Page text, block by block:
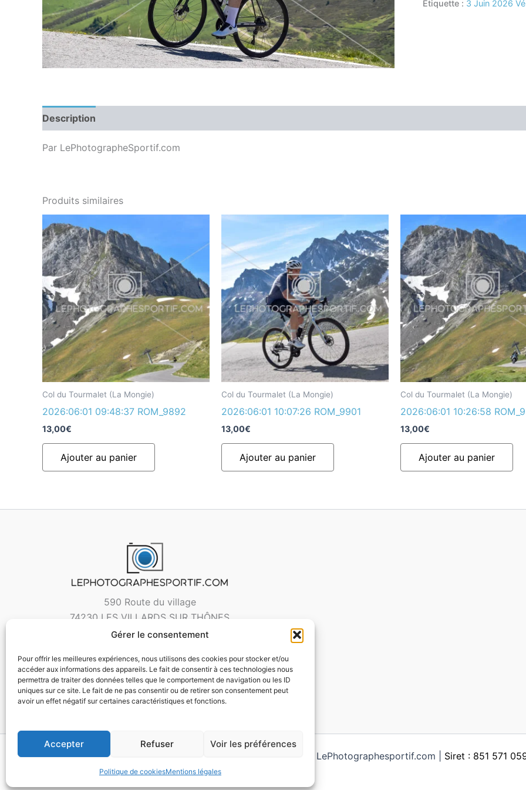
Gérer le consentement
Pour offrir les meilleures expériences, nous utilisons des cookies pour stocker et/ou
accéder aux informations des appareils. Le fait de consentir à ces technologies nous
permettra de traiter des données telles que le comportement de navigation ou les ID
uniques sur ce site. Le fait de ne pas consentir ou de retirer son consentement peut
avoir un effet négatif sur certaines caractéristiques et fonctions.
Accepter Refuser Voir les préférences
Politique de cookiesMentions légales
Étiquette : 3 Juin 2026
Description
Par LePhotographeSportif.com
Produits similaires
Col du Tourmalet (La Mongie)
2026:06:01 09:48:37 ROM_9892
13,00€
Ajouter au panier
Col du Tourmalet (La Mongie)
2026:06:01 10:07:26 ROM_9901
13,00€
Ajouter au panier
Col du Tourmalet (La Mongie)
2026:06:01 10:26:58
13,00€
Ajouter au panier
590 Route du village
74230 LES VILLARDS SUR THÔNES
Copyright © 2026 LePhotographesportif.com | Siret : 851 571